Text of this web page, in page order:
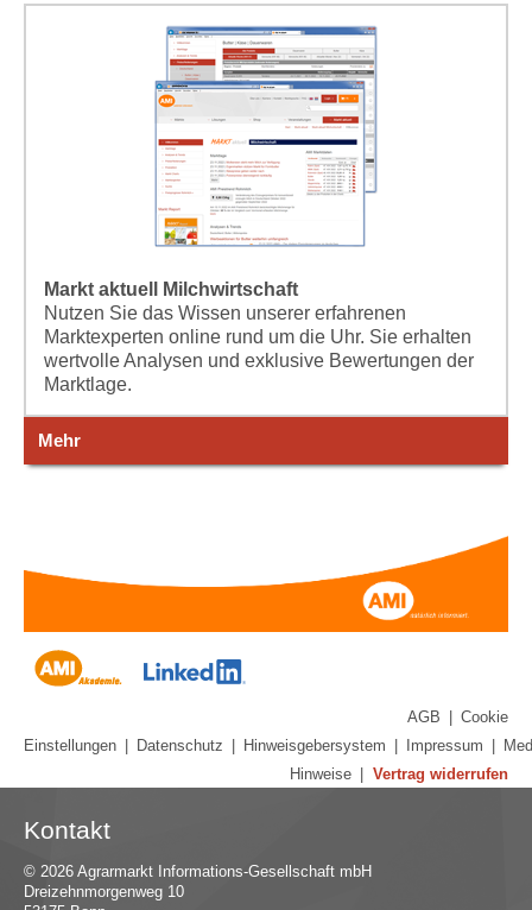
Markt aktuell Milchwirtschaft
Nutzen Sie das Wissen unserer erfahrenen
Marktexperten online rund um die Uhr. Sie erhalten
wertvolle Analysen und exklusive Bewertungen der
Marktlage.
Mehr
AGB | Cookie
Einstellungen | Datenschutz | Hinweisgebersystem | Impressum |
Hinweise | Vertrag widerrufen
Kontakt
© 2026 Agrarmarkt Informations-Gesellschaft mbH
Dreizehnmorgenweg 10